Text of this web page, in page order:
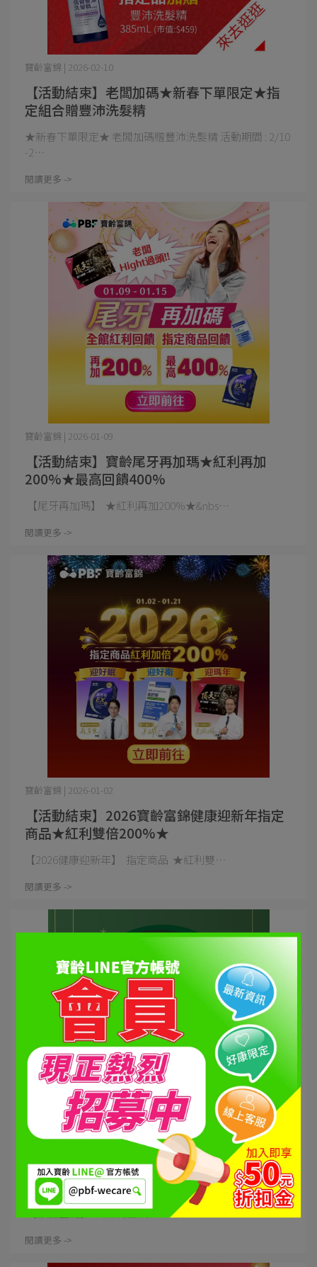
【活動結束】老闆加碼★新春下單限定★指
定組合贈豐沛洗髮精
寶齡富錦 | 2026-02-10
★新春下單限定★ 老闆加碼贈豐沛洗髮精 活動期間 : 2/10
-2⋯
閱讀更多 ->
【活動結束】寶齡尾牙再加瑪★紅利再加
200%★最高回饋400%
寶齡富錦 | 2026-01-09
​​​ 【尾牙再加瑪】 ★紅利再加200%★&nbs⋯
閱讀更多 ->
【活動結束】2026寶齡富錦健康迎新年指定
商品★紅利雙倍200%★
寶齡富錦 | 2026-01-02
​【2026健康迎新年】 指定商品 ★紅利雙⋯
閱讀更多 ->
【活動結束】寶齡富錦歡慶聖誕★紅利狂飆
200%★
寶齡富錦 | 2025-12-23
​​ 【歡慶聖誕】 ★紅利狂飆200%★ ⋯
閱讀更多 ->